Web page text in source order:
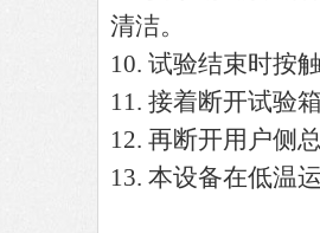
清洁。
10. 试验结束时按
11. 接着断开试验
12. 再断开用户侧
13. 本设备在低温